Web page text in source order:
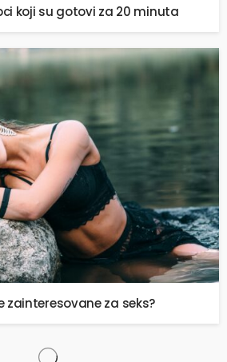
koji su gotovi za 20 minuta
zainteresovane za seks?